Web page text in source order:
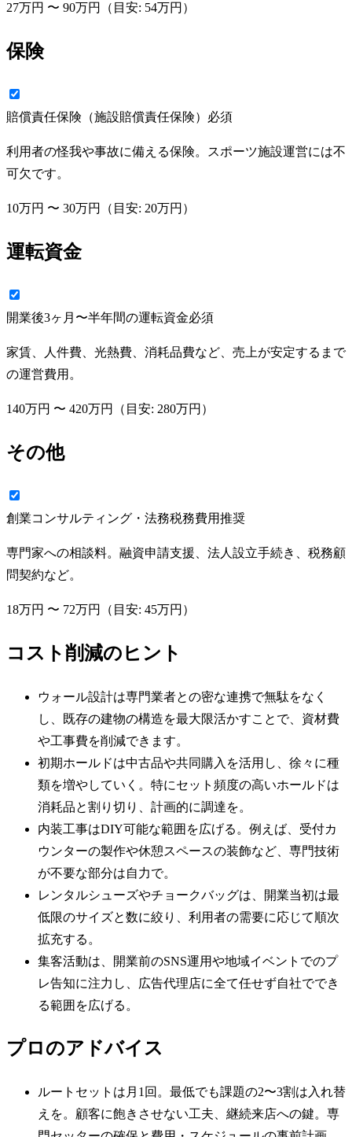
27万円 〜 90万円 （目安: 54万円 ）
保険
賠償責任保険（施設賠償責任保険） 必須
利用者の怪我や事故に備える保険。スポーツ施設運営には不
可欠です。
10万円 〜 30万円 （目安: 20万円 ）
運転資金
開業後3ヶ月〜半年間の運転資金必須
家賃、人件費、光熱費、消耗品費など、売上が安定するまで
の運営費用。
140万円 〜 420万円 （目安: 280万円 ）
その他
創業コンサルティング・法務税務費用推奨
専門家への相談料。融資申請支援、法人設立手続き、税務顧
問契約など。
18万円 〜 72万円 （目安: 45万円 ）
コスト削減のヒント
ウォール設計は専門業者との密な連携で無駄をなく
し、既存の建物の構造を最大限活かすことで、資材費
や工事費を削減できます。
初期ホールドは中古品や共同購入を活用し、徐々に種
類を増やしていく。特にセット頻度の高いホールドは
消耗品と割り切り、計画的に調達を。
内装工事はDIY可能な範囲を広げる。例えば、受付カ
ウンターの製作や休憩スペースの装飾など、専門技術
が不要な部分は自力で。
レンタルシューズやチョークバッグは、開業当初は最
低限のサイズと数に絞り、利用者の需要に応じて順次
拡充する。
集客活動は、開業前のSNS運用や地域イベントでのプ
レ告知に注力し、広告代理店に全て任せず自社ででき
る範囲を広げる。
プロのアドバイス
ルートセットは月1回。最低でも課題の2〜3割は入れ替
えを。顧客に飽きさせない工夫、継続来店への鍵。専